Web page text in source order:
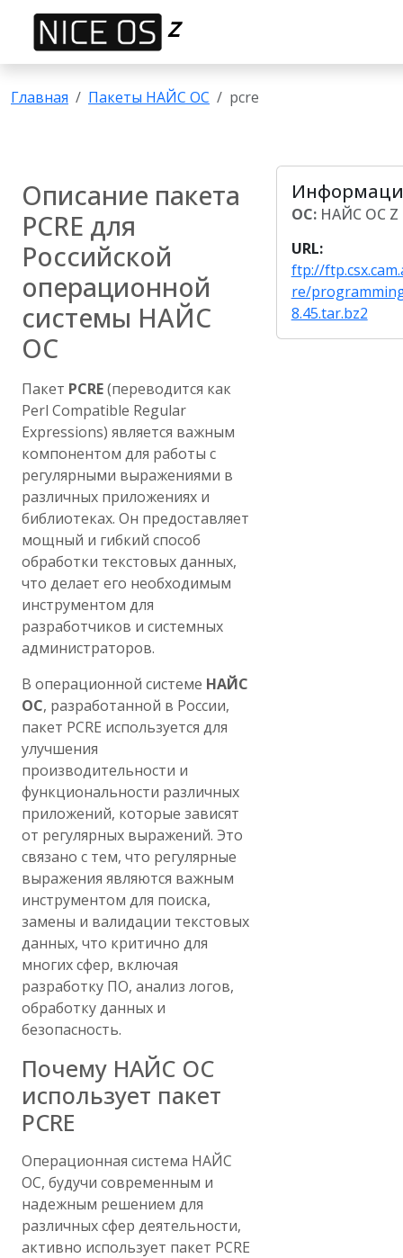
Z
Главная Пакеты НАЙС ОС pcre
Описание пакета
PCRE для
Российской
операционной
системы НАЙС
ОС
Пакет PCRE(переводится как
Perl Compatible Regular
Expressions) является важным
компонентом для работы с
регулярными выражениями в
различных приложениях и
библиотеках. Он предоставляет
мощный и гибкий способ
обработки текстовых данных,
что делает его необходимым
инструментом для
разработчиков и системных
администраторов.
В операционной системе НАЙС
ОС, разработанной в России,
пакет PCRE используется для
улучшения
производительности и
функциональности различных
приложений, которые зависят
от регулярных выражений. Это
связано с тем, что регулярные
выражения являются важным
инструментом для поиска,
замены и валидации текстовых
данных, что критично для
многих сфер, включая
разработку ПО, анализ логов,
обработку данных и
безопасность.
Почему НАЙС ОС
использует пакет
PCRE
Операционная система НАЙС
ОС, будучи современным и
надежным решением для
различных сфер деятельности,
активно использует пакет PCRE
ОС:НАЙС ОС Z
URL:
ftp://
re/
8.45.tar.bz2